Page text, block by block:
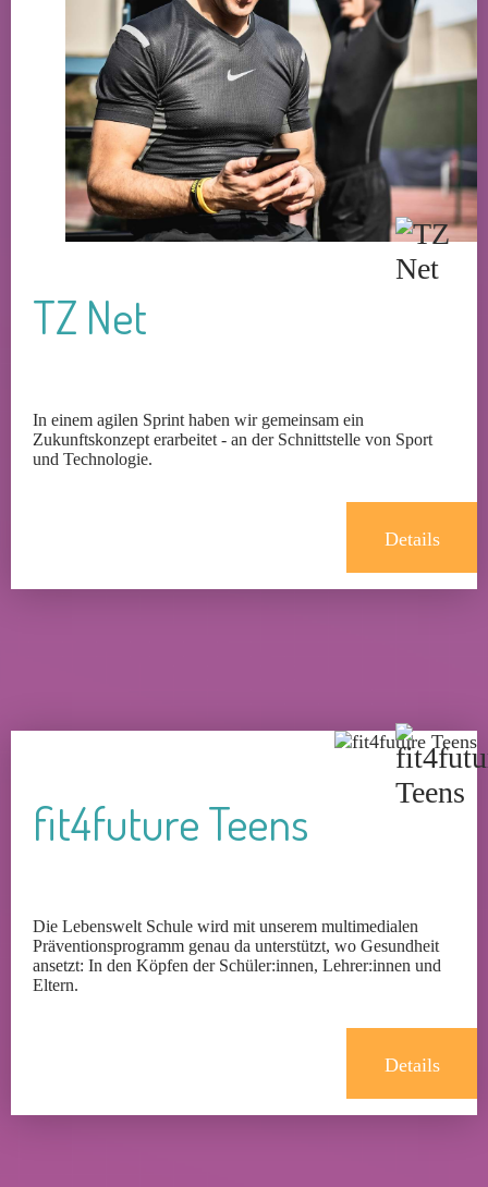
TZ Net
In einem agilen Sprint haben wir gemeinsam ein
Zukunftskonzept erarbeitet - an der Schnittstelle von Sport
und Technologie.
Details
fit4future Teens
Die Lebenswelt Schule wird mit unserem multimedialen
Präventionsprogramm genau da unterstützt, wo Gesundheit
ansetzt: In den Köpfen der Schüler:innen, Lehrer:innen und
Eltern.
Details